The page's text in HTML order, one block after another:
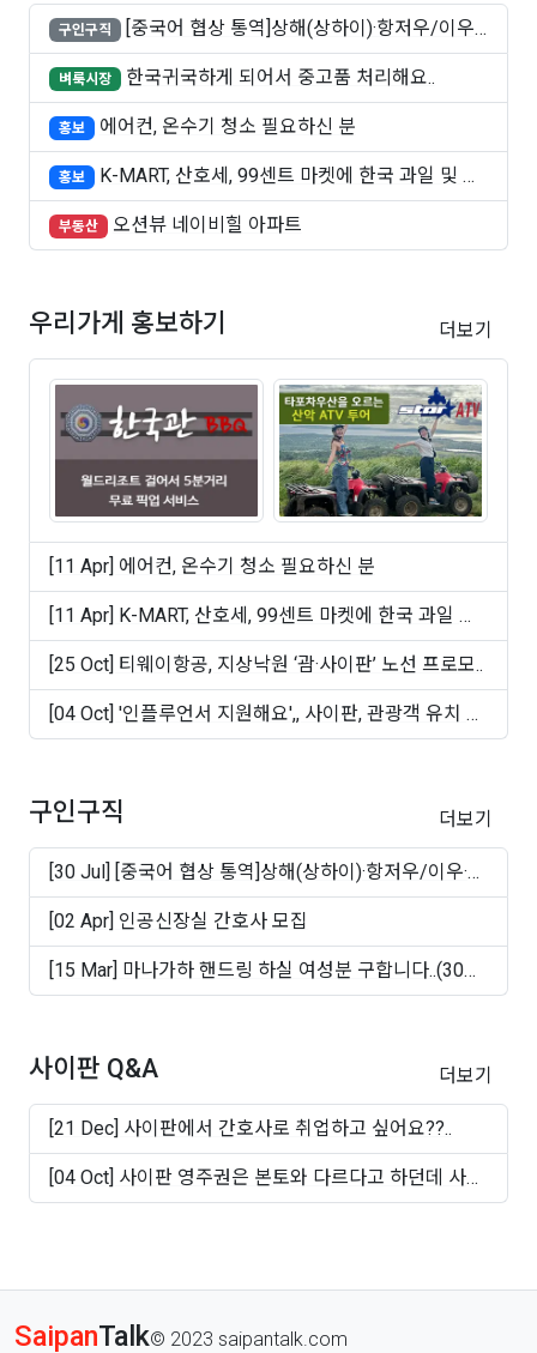
구인구직
[중국어 협상 통역]상해(상하이)·항저우/이우·
쑤..
벼룩시장 한국귀국하게 되어서 중고품 처리해요..
홍보 에어컨, 온수기 청소 필요하신 분
홍보
K-MART, 산호세, 99센트 마켓에 한국 과일 및 빵
..
부동산 오션뷰 네이비힐 아파트
우리가게 홍보하기 더보기
[11 Apr] 에어컨, 온수기 청소 필요하신 분
[11 Apr] K-MART, 산호세, 99센트 마켓에 한국 과일 및
빵 ..
[25 Oct] 티웨이항공, 지상낙원 ‘괌·사이판’ 노선 프로모..
[04 Oct] '인플루언서 지원해요',, 사이판, 관광객 유치 마
케..
구인구직 더보기
[30 Jul] [중국어 협상 통역]상해(상하이)·항저우/이우·
쑤..
[02 Apr] 인공신장실 간호사 모집
[15 Mar] 마나가하 핸드링 하실 여성분 구합니다..(30대
~50십..
사이판 Q&A 더보기
[21 Dec] 사이판에서 간호사로 취업하고 싶어요??..
[04 Oct] 사이판 영주권은 본토와 다르다고 하던데 사실
인가..
SaipanTalk© 2023 saipantalk.com